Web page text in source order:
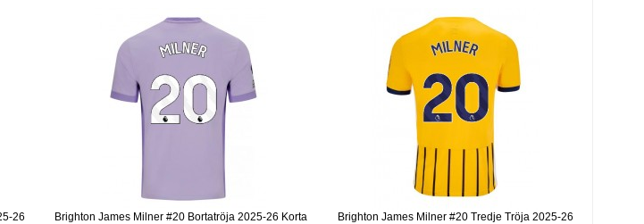
26
Brighton James Milner #20 Bortatröja 2025-26 Korta
Brighton James Milner #20 Tredje Tröja 2025-26